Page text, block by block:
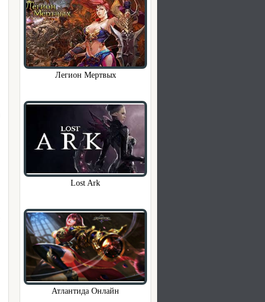
Легион Мертвых
Lost Ark
Атлантида Онлайн